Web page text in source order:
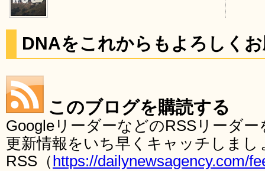
DNAをこれからもよろしく
このブログを購読する
GoogleリーダーなどのRSSリーダ
更新情報をいち早くキャッチしま
RSS（ https://dailynewsagency.com/